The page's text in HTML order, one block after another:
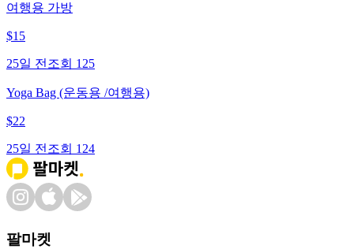
여행용 가방
$15
25일 전 조회 125
Yoga Bag (운동용 /여행용)
$22
25일 전 조회 124
팔마켓